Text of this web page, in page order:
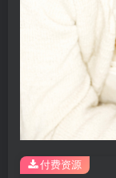
付费资源